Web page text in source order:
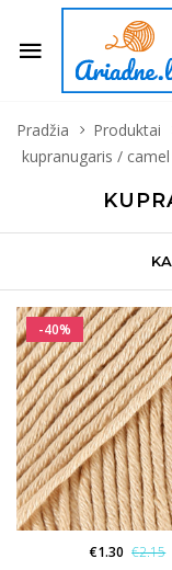
Pradžia Produktai
kupranugaris / camel
-40%
€1.30 €2.15